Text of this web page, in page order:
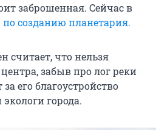
заброшенная. Сейчас в
созданию планетария.
считает, что нельзя
забыв про лог реки
его благоустройство
города.